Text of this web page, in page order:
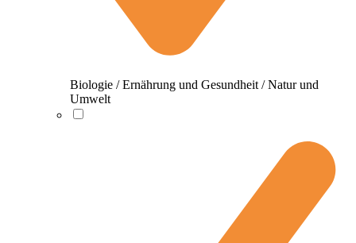
Biologie / Ernährung und Gesundheit / Natur und
Umwelt